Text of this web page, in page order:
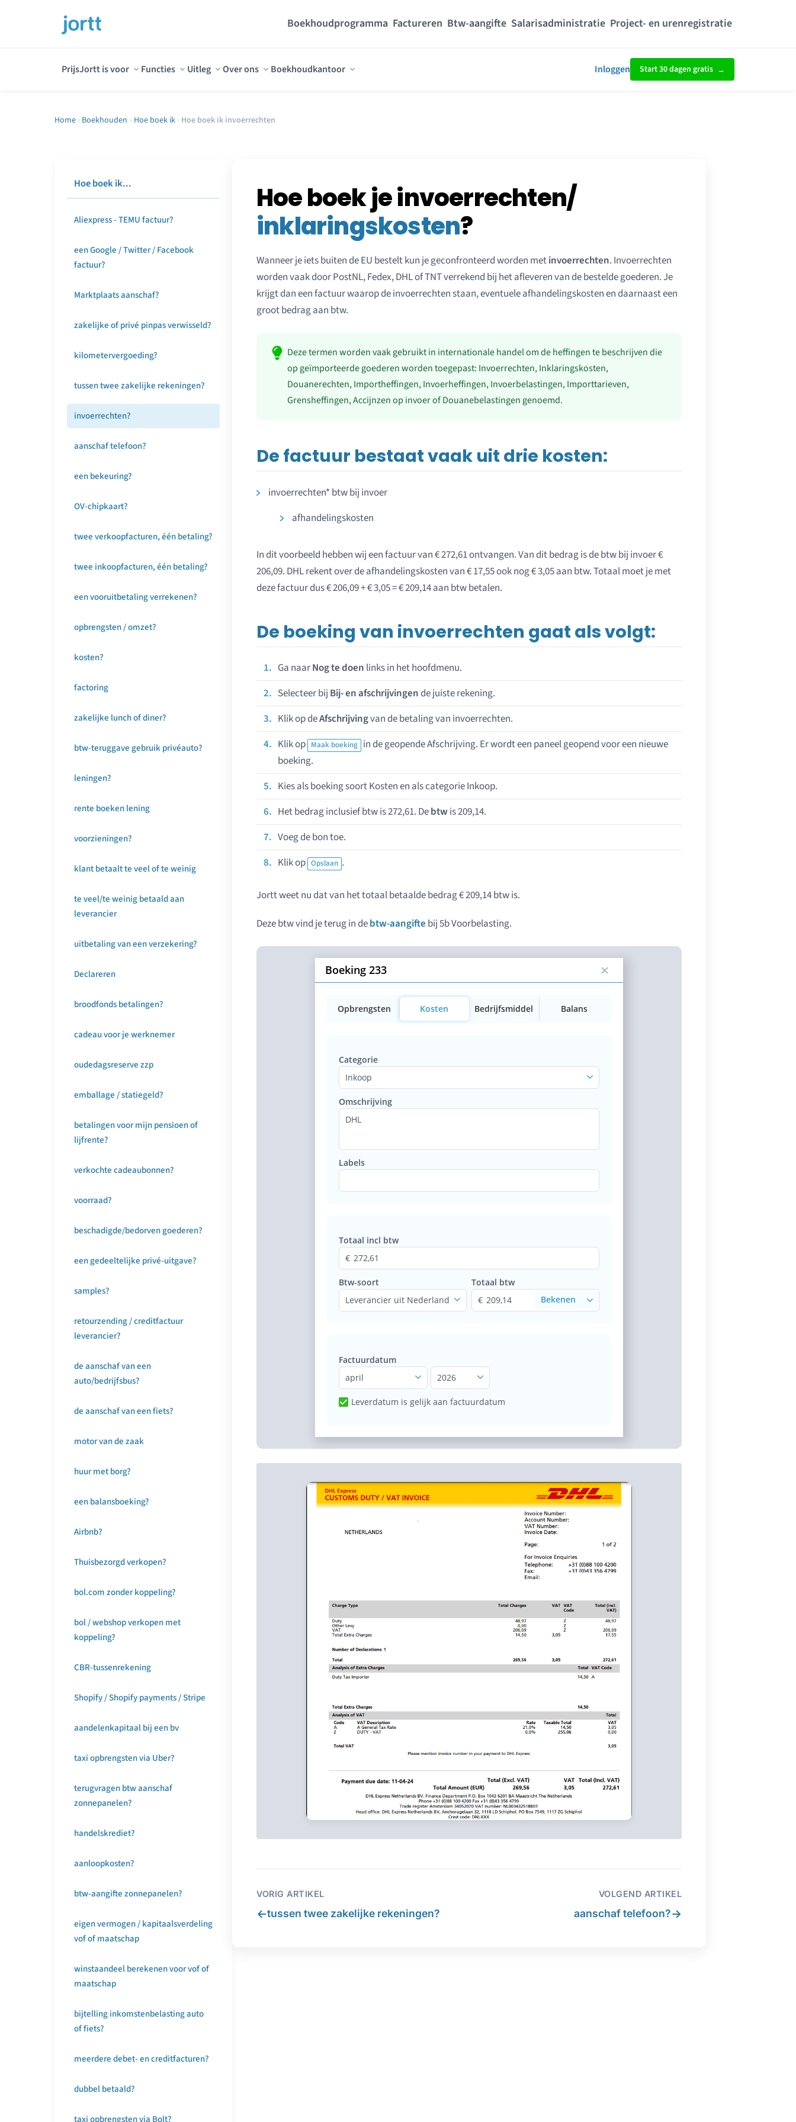
Boekhoudprogramma Factureren Btw-aangifte Salarisadministratie Project- en urenregistratie
PrijsJortt is voor Functies Uitleg Over ons Boekhoudkantoor Inloggen Start 30 dagen gratis
Home › Boekhouden › Hoe boek ik › Hoe boek ik invoerrechten
Hoe boek ik...
Aliexpress - TEMU factuur?
een Google / Twitter / Facebook
factuur?
Marktplaats aanschaf?
zakelijke of privé pinpas verwisseld?
kilometervergoeding?
tussen twee zakelijke rekeningen?
invoerrechten?
aanschaf telefoon?
een bekeuring?
OV-chipkaart?
twee verkoopfacturen, één betaling?
twee inkoopfacturen, één betaling?
een vooruitbetaling verrekenen?
opbrengsten / omzet?
kosten?
factoring
zakelijke lunch of diner?
btw-teruggave gebruik privéauto?
leningen?
rente boeken lening
voorzieningen?
klant betaalt te veel of te weinig
te veel/te weinig betaald aan
leverancier
uitbetaling van een verzekering?
Declareren
broodfonds betalingen?
cadeau voor je werknemer
oudedagsreserve zzp
emballage / statiegeld?
betalingen voor mijn pensioen of
lijfrente?
verkochte cadeaubonnen?
voorraad?
beschadigde/bedorven goederen?
een gedeeltelijke privé-uitgave?
samples?
retourzending / creditfactuur
leverancier?
de aanschaf van een
auto/bedrijfsbus?
de aanschaf van een fiets?
motor van de zaak
huur met borg?
een balansboeking?
Airbnb?
Thuisbezorgd verkopen?
bol.com zonder koppeling?
bol / webshop verkopen met
koppeling?
CBR-tussenrekening
Shopify / Shopify payments / Stripe
aandelenkapitaal bij een bv
taxi opbrengsten via Uber?
terugvragen btw aanschaf
zonnepanelen?
handelskrediet?
aanloopkosten?
btw-aangifte zonnepanelen?
eigen vermogen / kapitaalsverdeling
vof of maatschap
winstaandeel berekenen voor vof of
maatschap
bijtelling inkomstenbelasting auto
of fiets?
meerdere debet- en creditfacturen?
dubbel betaald?
taxi opbrengsten via Bolt?
Hoe boek je invoerrechten/
inklaringskosten?
Wanneer je iets buiten de EU bestelt kun je geconfronteerd worden metinvoerrechten. Invoerrechten
worden vaak door PostNL, Fedex, DHL of TNT verrekend bij het afleveren van de bestelde goederen. Je
krijgt dan een factuur waarop de invoerrechten staan, eventuele afhandelingskosten en daarnaast een
groot bedrag aan btw.
Deze termen worden vaak gebruikt in internationale handel om de heffingen te beschrijven die
op geïmporteerde goederen worden toegepast: Invoerrechten, Inklaringskosten,
Douanerechten, Importheffingen, Invoerheffingen, Invoerbelastingen, Importtarieven,
Grensheffingen, Accijnzen op invoer of Douanebelastingen genoemd.
De factuur bestaat vaak uit drie kosten:
invoerrechten* btw bij invoer
afhandelingskosten
In dit voorbeeld hebben wij een factuur van € 272,61 ontvangen. Van dit bedrag is de btw bij invoer €
206,09. DHL rekent over de afhandelingskosten van € 17,55 ook nog € 3,05 aan btw. Totaal moet je met
deze factuur dus € 206,09 + € 3,05 = € 209,14 aan btw betalen.
De boeking van invoerrechten gaat als volgt:
Ga naarNog te doen links in het hoofdmenu.
Selecteer bij Bij- en afschrijvingende juiste rekening.
Klik op deAfschrijvingvan de betaling van invoerrechten.
Klik op Maak boeking in de geopende Afschrijving. Er wordt een paneel geopend voor een nieuwe
boeking.
Kies als boeking soort Kosten en als categorie Inkoop.
Het bedrag inclusief btw is 272,61. Debtw is 209,14.
Voeg de bon toe.
Klik op Opslaan .
Jortt weet nu dat van het totaal betaalde bedrag € 209,14 btw is.
Deze btw vind je terug in debtw-aangifte bij 5b Voorbelasting.
Boeking 233
Opbrengsten Kosten Bedrijfsmiddel Balans
Categorie
Inkoop
Omschrijving
DHL
Labels
Totaal incl btw
272,61
Btw-soort
Leverancier uit Nederland
Totaal btw
209,14
Factuurdatum
april
2026
Leverdatum is gelijk aan factuurdatum
VORIG ARTIKEL
←tussen twee zakelijke rekeningen?
VOLGEND ARTIKEL
aanschaf telefoon?→